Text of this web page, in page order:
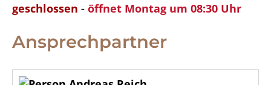
geschlossen - öffnet Montag um 08:30 Uhr
Ansprechpartner